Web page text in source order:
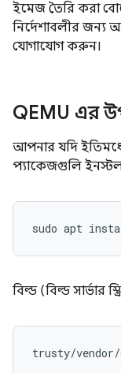
ইমেজ তৈরি করা
নির্দেশাবলীর জন্য
যোগাযোগ করুন।
QEMU এর
আপনার যদি
প্যাকেজগুলি
sudo apt
বিল্ড (বিল্ড সার্ভার